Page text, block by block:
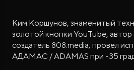
от 9 300 000 ₽*
Ким Коршунов, знаменитый
золотой кнопки YouTube, автор
создатель 808.media, провел
АДАМАС / ADAMAS при -35